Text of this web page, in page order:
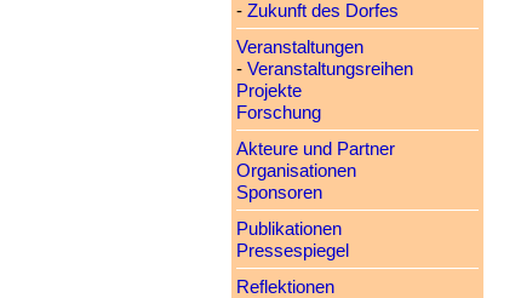
- Zukunft des Dorfes
Veranstaltungen
- Veranstaltungsreihen
Projekte
Forschung
Akteure und Partner
Organisationen
Sponsoren
Publikationen
Pressespiegel
Reflektionen